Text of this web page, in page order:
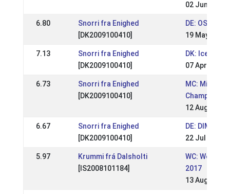
02 Jun 2019
6.80
Snorri fra Enighed
[DK2009100410]
DE: OSI
19 May 2019
7.13
Snorri fra Enighed
[DK2009100410]
DK:
07 Apr 2019
6.73
Snorri fra Enighed
[DK2009100410]
MC: Mid
12 Aug 2018
6.67
Snorri fra Enighed
[DK2009100410]
DE: DIM
22 Jul 2018
5.97
Krummi frá Dalsholti
[IS2008101184]
WC: World
2017
13 Aug 2017